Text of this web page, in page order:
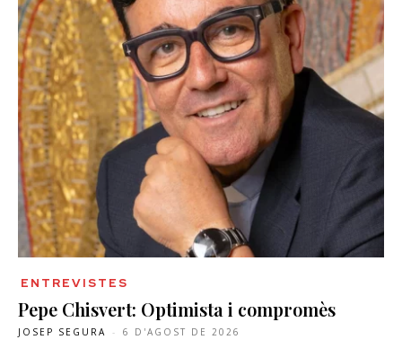
ENTREVISTES
Pepe Chisvert: Optimista i compromès
JOSEP SEGURA - 6 D'AGOST DE 2026